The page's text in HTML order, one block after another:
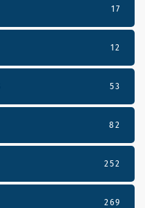
17
12
53
82
252
269